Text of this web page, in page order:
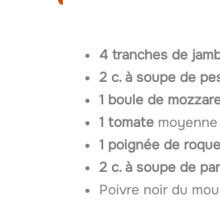
4 tranches de
2 c. à soupe de
1 boule de
1 tomate
1 poignée de
2 c. à soupe de
Poivre noir du